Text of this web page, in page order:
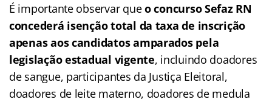
É importante observar queo concurso Sefaz RN
concederá isenção total da taxa de inscrição
apenas aos candidatos amparados pela
legislação estadual vigente, incluindo doadores
de sangue, participantes da Justiça Eleitoral,
doadores de leite materno, doadores de medula